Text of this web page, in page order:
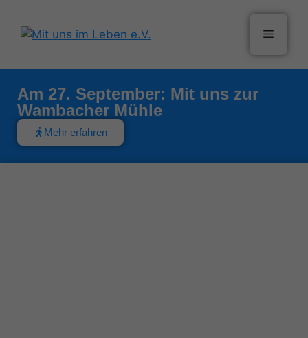
Am 27. September: Mit uns zur
Wambacher Mühle
Mehr erfahren